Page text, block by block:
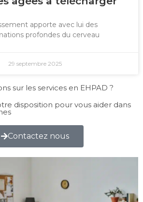
apporte avec lui des
profondes du cerveau
29 septembre 2025
sur les services en EHPAD ?
disposition pour vous aider dans
Contactez nous